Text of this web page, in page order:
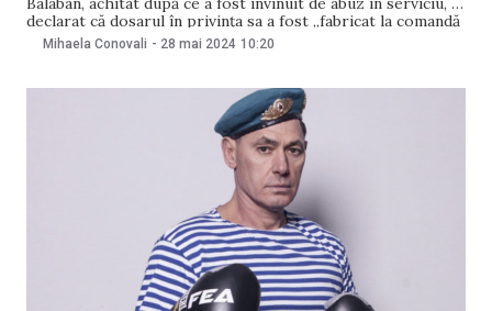
declarat că dosarul în privința sa a fost „fabricat la comandă
în perioada statului capturat”. Totodată, el a spus că în
Mihaela Conovali - 28 mai 2024 10:20